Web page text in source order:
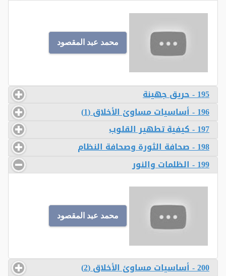
محمد عبد المقصود
195 - حريق جهينة
196 - أساسيات مساوئ الأخلاق (1)
197 - كيفية تطهير القلوب
198 - صحافة الثورة وصحافة النظام
199 - الظلمات والنور
محمد عبد المقصود
200 - أساسيات مساوئ الأخلاق (2)